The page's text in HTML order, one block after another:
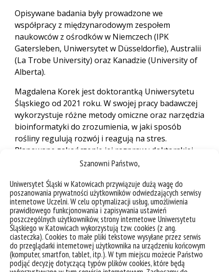
Szanowni Państwo,
Uniwersytet Śląski w Katowicach przywiązuje dużą wagę do
poszanowania prywatności użytkowników odwiedzających serwisy
internetowe Uczelni. W celu optymalizacji usług, umożliwienia
prawidłowego funkcjonowania i zapisywania ustawień
poszczególnych użytkowników, strony internetowe Uniwersytetu
Śląskiego w Katowicach wykorzystują tzw. cookies (z ang.
ciasteczka). Cookies to małe pliki tekstowe wysyłane przez serwis
do przeglądarki internetowej użytkownika na urządzeniu końcowym
(komputer, smartfon, tablet, itp.). W tym miejscu możecie Państwo
podjąć decyzję dotyczącą typów plików cookies, które będą
Opisywane badania były prowadzone we
współpracy z międzynarodowym zespołem
naukowców z ośrodków w Niemczech (IPK
Gatersleben, Uniwersytet w Düsseldorfie), Australii
(La Trobe University) oraz Kanadzie (University of
Alberta).
Magdalena Korek jest doktorantką Uniwersytetu
Śląskiego od 2021 roku. W swojej pracy badawczej
wykorzystuje różne metody omiczne oraz narzędzia
bioinformatyki do zrozumienia, w jaki sposób
rośliny regulują rozwój i reagują na stres.
Planowane zakończenie jej rozprawy doktorskiej
przewidziane jest na rok 2026.
link do publikacji
(OA):https://academic.oup.com/pcp/article/66/10/14
26/8232428
link do research
highlight:https://academic.oup.com/pcp/pages/res
earch-highlights-latest